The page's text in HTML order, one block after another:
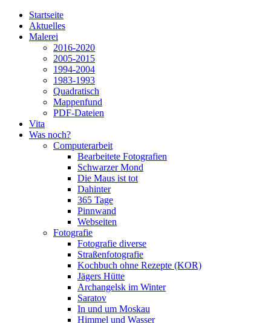
Startseite
Aktuelles
Malerei
2016-2020
2005-2015
1994-2004
1983-1993
Quadratisch
Mappenfund
PDF-Dateien
Vita
Was noch?
Computerarbeit
Bearbeitete Fotografien
Schwarzer Mond
Die Maus ist tot
Dahinter
365 Tage
Pinnwand
Webseiten
Fotografie
Fotografie diverse
Straßenfotografie
Kochbuch ohne Rezepte (KOR)
Jägers Hütte
Archangelsk im Winter
Saratov
In und um Moskau
Himmel und Wasser